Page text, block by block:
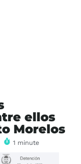
ellos
Morelos
1 minute